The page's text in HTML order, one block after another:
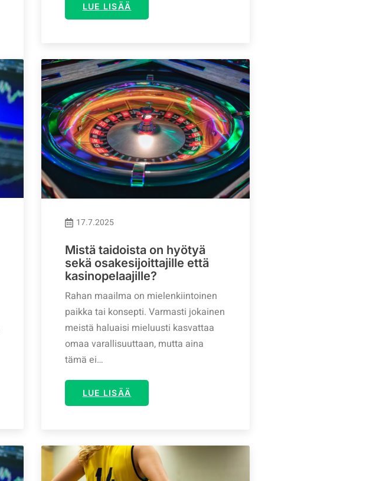
LUE LISÄÄ
17.7.2025
Mistä taidoista on hyötyä
sekä osakesijoittajille että
kasinopelaajille?
Rahan maailma on mielenkiintoinen
paikka tai konsepti. Varmasti jokainen
meistä haluaisi mieluusti kasvattaa
omaa varallisuuttaan, mutta aina
tämä ei…
LUE LISÄÄ